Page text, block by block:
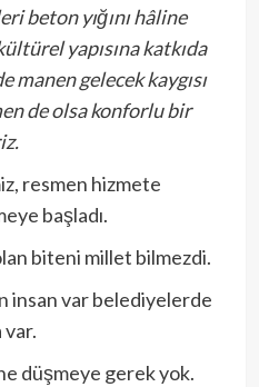
beton yığını hâline
yapısına katkıda
manen gelecek kaygısı
de olsa konforlu bir
resmen hizmete
başladı.
biteni millet bilmezdi.
insan var belediyelerde
var.
düşmeye gerek yok.